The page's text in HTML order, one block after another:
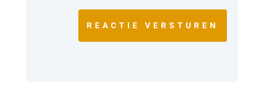
REACTIE VERSTUREN